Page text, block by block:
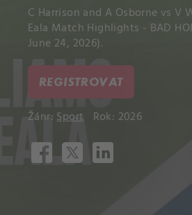
C Harrison and A Osborne vs V
Eala Match Highlights - BAD
June 24, 2026).
REGISTROVAT
Žánr:Sport Rok: 2026